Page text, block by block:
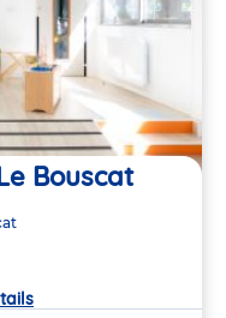
Bouscat